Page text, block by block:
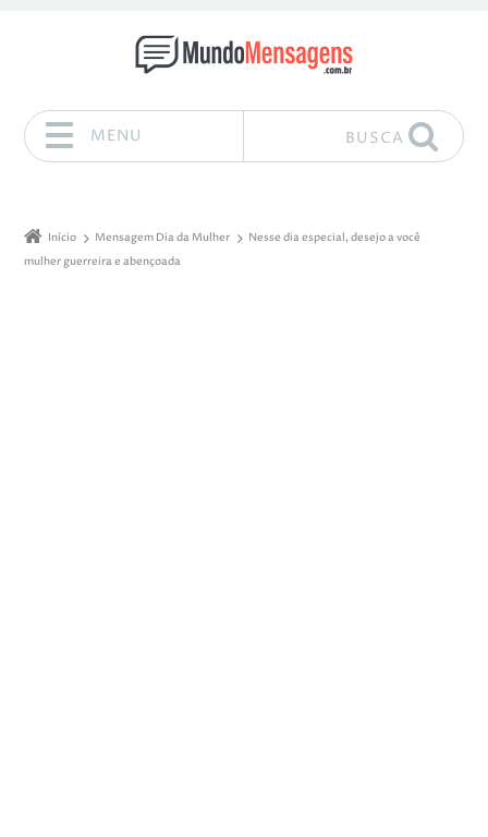
MENU BUSCA
Início Mensagem Dia da Mulher
Nesse dia especial, desejo a você
mulher guerreira e abençoada